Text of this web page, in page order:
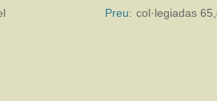
Preu: col·legiadas